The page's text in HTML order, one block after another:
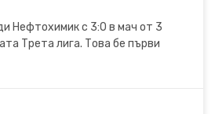
Нефтохимик с 3:0 в мач от 3
Трета лига. Това бе първи